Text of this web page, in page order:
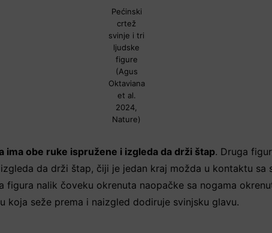
Pećinski
crtež
svinje i tri
ljudske
figure
(Agus
Oktaviana
et al.
2024,
Nature)
ima obe ruke ispružene i izgleda da drži štap. Druga
da drži štap, čiji je jedan kraj možda u kontaktu sa
figura nalik čoveku okrenuta naopačke sa nogama
koja seže prema i naizgled dodiruje svinjsku glavu.